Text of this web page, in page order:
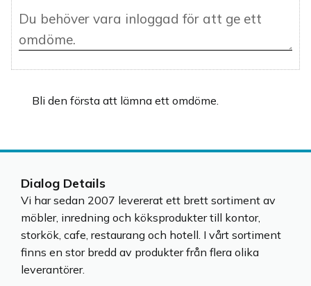
Bli den första att lämna ett omdöme.
Dialog Details
Vi har sedan 2007 levererat ett brett sortiment av
möbler, inredning och köksprodukter till kontor,
storkök, cafe, restaurang och hotell. I vårt sortiment
finns en stor bredd av produkter från flera olika
leverantörer.